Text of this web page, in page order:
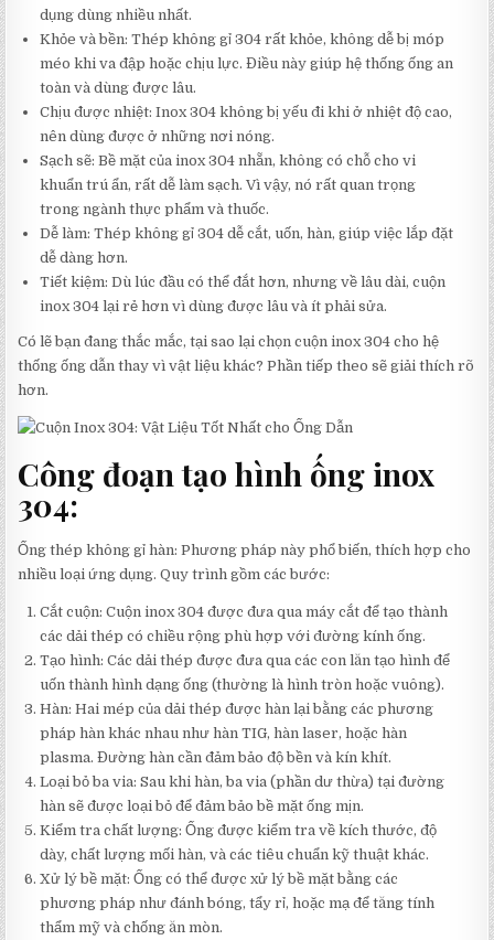
dụng dùng nhiều nhất.
Khỏe và bền: Thép không gỉ 304 rất khỏe, không dễ bị móp
méo khi va đập hoặc chịu lực. Điều này giúp hệ thống ống an
toàn và dùng được lâu.
Chịu được nhiệt: Inox 304 không bị yếu đi khi ở nhiệt độ cao,
nên dùng được ở những nơi nóng.
Sạch sẽ: Bề mặt của inox 304 nhẵn, không có chỗ cho vi
khuẩn trú ẩn, rất dễ làm sạch. Vì vậy, nó rất quan trọng
trong ngành thực phẩm và thuốc.
Dễ làm: Thép không gỉ 304 dễ cắt, uốn, hàn, giúp việc lắp đặt
dễ dàng hơn.
Tiết kiệm: Dù lúc đầu có thể đắt hơn, nhưng về lâu dài, cuộn
inox 304 lại rẻ hơn vì dùng được lâu và ít phải sửa.
Có lẽ bạn đang thắc mắc, tại sao lại chọn cuộn inox 304 cho hệ
thống ống dẫn thay vì vật liệu khác? Phần tiếp theo sẽ giải thích rõ
hơn.
Công đoạn tạo hình ống inox
304:
Ống thép không gỉ hàn: Phương pháp này phổ biến, thích hợp cho
nhiều loại ứng dụng. Quy trình gồm các bước:
Cắt cuộn: Cuộn inox 304 được đưa qua máy cắt để tạo thành
các dải thép có chiều rộng phù hợp với đường kính ống.
Tạo hình: Các dải thép được đưa qua các con lăn tạo hình để
uốn thành hình dạng ống (thường là hình tròn hoặc vuông).
Hàn: Hai mép của dải thép được hàn lại bằng các phương
pháp hàn khác nhau như hàn TIG, hàn laser, hoặc hàn
plasma. Đường hàn cần đảm bảo độ bền và kín khít.
Loại bỏ ba via: Sau khi hàn, ba via (phần dư thừa) tại đường
hàn sẽ được loại bỏ để đảm bảo bề mặt ống mịn.
Kiểm tra chất lượng: Ống được kiểm tra về kích thước, độ
dày, chất lượng mối hàn, và các tiêu chuẩn kỹ thuật khác.
Xử lý bề mặt: Ống có thể được xử lý bề mặt bằng các
phương pháp như đánh bóng, tẩy rỉ, hoặc mạ để tăng tính
thẩm mỹ và chống ăn mòn.